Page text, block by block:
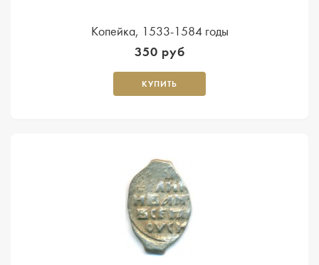
Копейка, 1533-1584 годы
350 руб
КУПИТЬ